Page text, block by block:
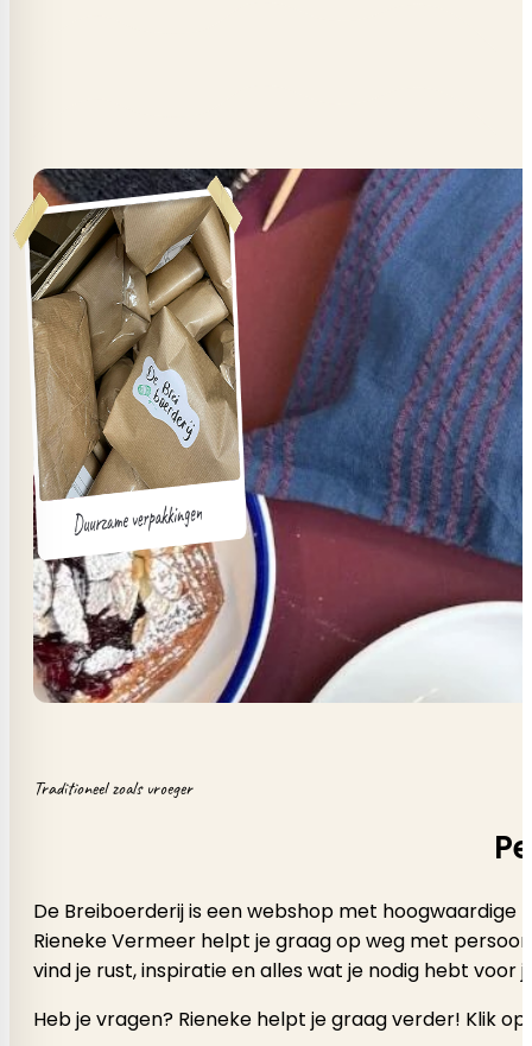
Traditioneel zoals vroeger
De Breiboerderij is een webshop met
Rieneke Vermeer helpt je graag op weg met
vind je rust, inspiratie en alles wat je nodig hebt voor
Heb je vragen? Rieneke helpt je graag verder! Klik